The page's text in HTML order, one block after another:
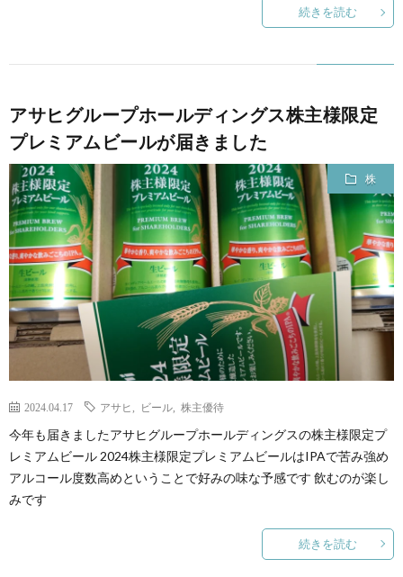
続きを読む
アサヒグループホールディングス株主様限定
プレミアムビールが届きました
株
2024.04.17 アサヒ ビール 株主優待
今年も届きましたアサヒグループホールディングスの株主様限定プ
レミアムビール 2024株主様限定プレミアムビールはIPAで苦み強め
アルコール度数高めということで好みの味な予感です 飲むのが楽し
みです
続きを読む